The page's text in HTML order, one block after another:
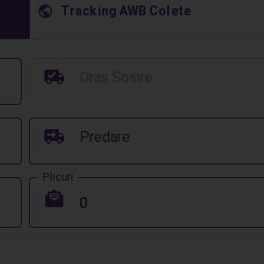
󰇧 Tracking AWB Colete
󰳔
Predare
󰔾
Plicuri
󰾱